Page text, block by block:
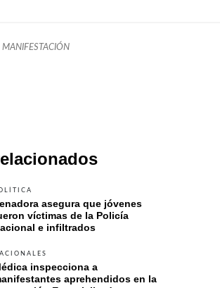
MANIFESTACIÓN
asegura que jóvenes
víctimas de la Policía
e infiltrados
inspecciona a
aprehendidos en la